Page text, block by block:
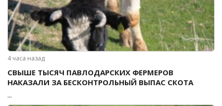
4 часа назад
СВЫШЕ ТЫСЯЧ ПАВЛОДАРСКИХ ФЕРМЕРОВ
НАКАЗАЛИ ЗА БЕСКОНТРОЛЬНЫЙ ВЫПАС СКОТА
...